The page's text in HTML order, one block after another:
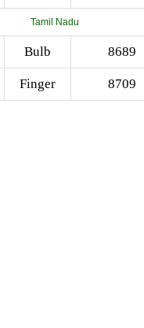
Tamil Nadu
Bulb 8689
Finger 8709